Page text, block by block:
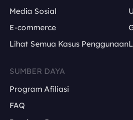
Media Sosial
E-commerce
Lihat Semua Kasus Penggunaan
SUMBER DAYA
Program Afiliasi
FAQ